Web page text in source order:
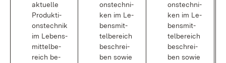
ak­tu­el­le
Pro­duk­ti­
ons­tech­nik
im Le­bens­
mit­tel­be­
reich be­
ons­tech­ni­
ken im Le­
bens­mit­
tel­be­reich
be­schrei­
ben so­wie
ons­tech­ni­
ken im Le­
bens­mit­
tel­be­reich
be­schrei­
ben so­wie